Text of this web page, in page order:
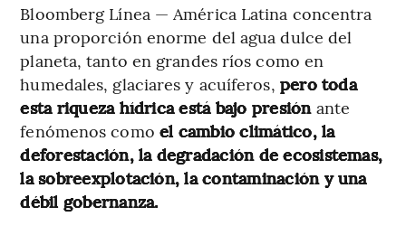
Bloomberg Línea — América Latina concentra
una proporción enorme del agua dulce del
planeta, tanto en grandes ríos como en
humedales, glaciares y acuíferos, pero toda
esta riqueza hídrica está bajo presiónante
fenómenos como el cambio climático, la
deforestación, la degradación de ecosistemas,
la sobreexplotación, la contaminación y una
débil gobernanza.